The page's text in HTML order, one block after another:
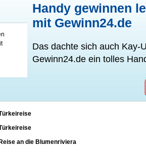
Handy gewinnen
mit Gewinn24.de
Das dachte sich auch Kay-
Gewinn24.de ein tolles
Reise an die Blumenriviera